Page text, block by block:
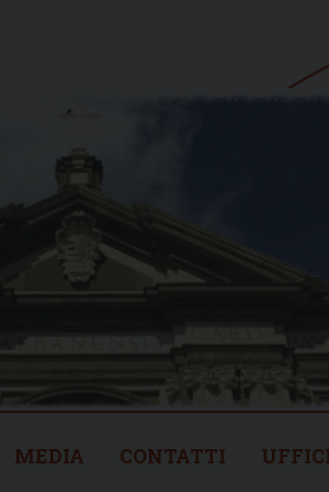
MEDIA CONTATTI